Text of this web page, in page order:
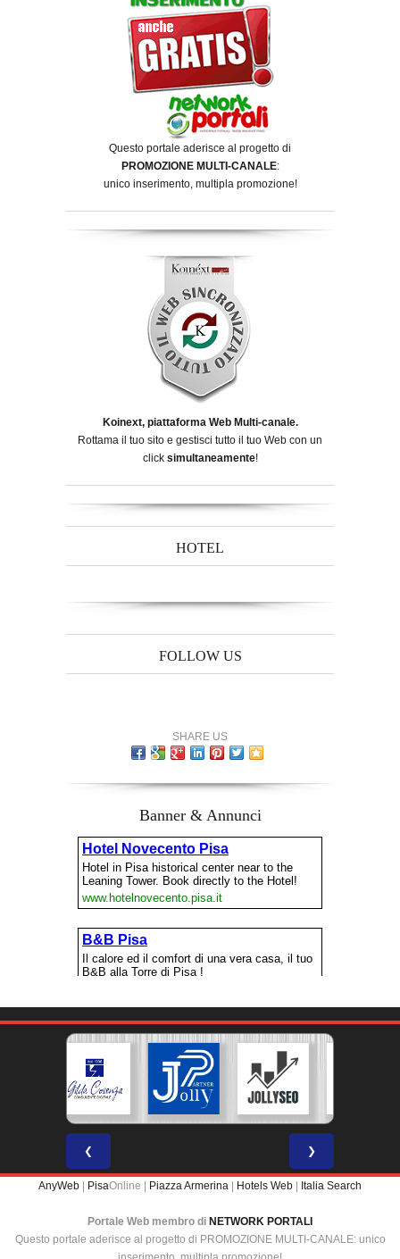
Questo portale aderisce al progetto di
PROMOZIONE MULTI-CANALE:
unico inserimento, multipla promozione!
Koinext, piattaforma Web Multi-canale.
Rottama il tuo sito e gestisci tutto il tuo Web con un
click simultaneamente!
HOTEL
FOLLOW US
SHARE US
Banner & Annunci
❮ ❯
AnyWeb | PisaOnline | Piazza Armerina | Hotels Web | Italia Search
Portale Web membro di NETWORK PORTALI
Questo portale aderisce al progetto di PROMOZIONE MULTI-CANALE: unico